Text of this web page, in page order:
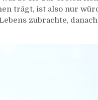
trägt, ist also nur
zubrachte,